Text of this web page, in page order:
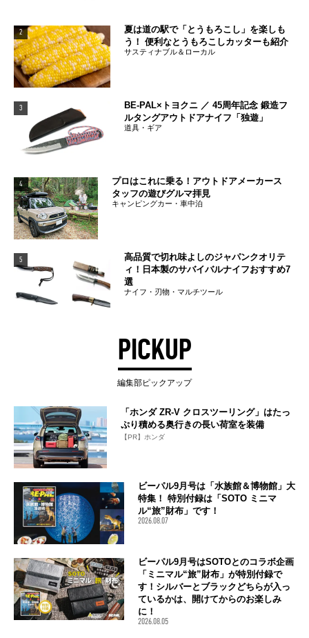
2
夏は道の駅で「とうもろこし」を楽しも
う！ 便利なとうもろこしカッターも紹介
サスティナブル＆ローカル
3
BE-PAL×トヨクニ ／ 45周年記念 鍛造フ
ルタングアウトドアナイフ「独遊」
道具・ギア
4
プロはこれに乗る！アウトドアメーカース
タッフの遊びグルマ拝見
キャンピングカー・車中泊
5
高品質で切れ味よしのジャパンクオリテ
ィ！日本製のサバイバルナイフおすすめ7
選
ナイフ・刃物・マルチツール
PICKUP
編集部ピックアップ
「ホンダ ZR-V クロスツーリング」はたっ
ぷり積める奥行きの長い荷室を装備
【PR】ホンダ
ビーパル9月号は「水族館＆博物館」大
特集！ 特別付録は「SOTO ミニマ
ル“旅”財布」です！
2026.08.07
ビーパル9月号はSOTOとのコラボ企画
「ミニマル“旅”財布」が特別付録で
す！シルバーとブラックどちらが入っ
ているかは、開けてからのお楽しみ
に！
2026.08.05